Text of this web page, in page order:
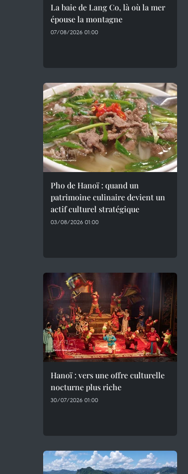
La baie de Lang Co, là où la mer
épouse la montagne
07/08/2026 01:00
Pho de Hanoï : quand un
patrimoine culinaire devient un
actif culturel stratégique
03/08/2026 01:00
Hanoï : vers une offre culturelle
nocturne plus riche
30/07/2026 01:00